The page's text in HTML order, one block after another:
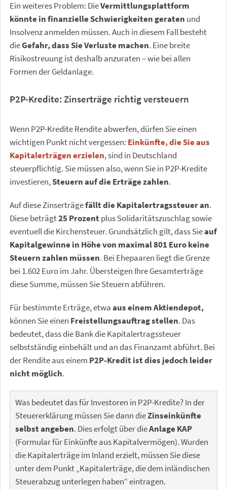
Ein weiteres Problem: DieVermittlungsplattform
könnte in finanzielle Schwierigkeiten geraten und
Insolvenz anmelden müssen. Auch in diesem Fall besteht
dieGefahr, dass Sie Verluste machen. Eine breite
Risikostreuung ist deshalb anzuraten – wie bei allen
Formen der Geldanlage.
P2P-Kredite: Zinserträge richtig versteuern
Wenn P2P-Kredite Rendite abwerfen, dürfen Sie einen
wichtigen Punkt nicht vergessen: Einkünfte, die Sie aus
Kapitalerträgen erzielen,sind in Deutschland
steuerpflichtig. Sie müssen also, wenn Sie in P2P-Kredite
investieren,Steuern auf die Erträge zahlen.
Auf diese Zinserträgefällt die Kapitalertragssteuer an.
Diese beträgt25 Prozent plus Solidaritätszuschlag sowie
eventuell die Kirchensteuer. Grundsätzlich gilt, dass Sieauf
Kapitalgewinne in Höhe von maximal 801 Euro keine
Steuern zahlen müssen. Bei Ehepaaren liegt die Grenze
bei 1.602 Euro im Jahr. Übersteigen Ihre Gesamterträge
diese Summe, müssen Sie Steuern abführen.
Für bestimmte Erträge, etwaaus einem Aktiendepot,
können Sie einen Freistellungsauftrag stellen. Das
bedeutet, dass die Bank die Kapitalertragssteuer
selbstständig einbehält und an das Finanzamt abführt. Bei
der Rendite aus einem P2P-Kredit ist dies jedoch leider
nicht möglich.
Was bedeutet das für Investoren in P2P-Kredite? In der
Steuererklärung müssen Sie dann dieZinseinkünfte
selbst angeben. Dies erfolgt über dieAnlage KAP
(Formular für Einkünfte aus Kapitalvermögen). Wurden
die Kapitalerträge im Inland erzielt, müssen Sie diese
unter dem Punkt „Kapitalerträge, die dem inländischen
Steuerabzug unterlegen haben“ eintragen.